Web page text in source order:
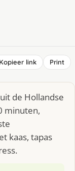
Kopieer link Print
de Hollandse
minuten,
kaas, tapas